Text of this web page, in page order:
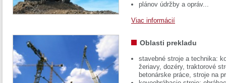
plánov údržby a opráv...
Viac informácií
Oblasti prekladu
stavebné stroje a technika:
žeriavy, dozéry, traktorové
betonárske práce, stroje na